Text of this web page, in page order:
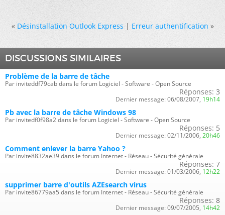
« Désinstallation Outlook Express|Erreur authentification »
DISCUSSIONS SIMILAIRES
Problème de la barre de tâche
Par inviteddf79cab dans le forum Logiciel - Software - Open Source
Réponses: 3
Dernier message: 06/08/2007, 19h14
Pb avec la barre de tâche Windows 98
Par invitedf0f98a2 dans le forum Logiciel - Software - Open Source
Réponses: 5
Dernier message: 02/11/2006, 20h46
Comment enlever la barre Yahoo ?
Par invite8832ae39 dans le forum Internet - Réseau - Sécurité générale
Réponses: 7
Dernier message: 01/03/2006, 12h22
supprimer barre d'outils AZEsearch virus
Par invite86779aa5 dans le forum Internet - Réseau - Sécurité générale
Réponses: 8
Dernier message: 09/07/2005, 14h42